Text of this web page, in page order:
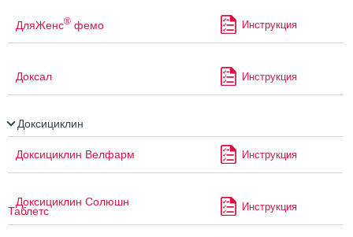
ДляЖенс® фемо Инструкция
Доксал Инструкция
Доксициклин
Доксициклин Велфарм Инструкция
Доксициклин Солюшн
Таблетс Инструкция